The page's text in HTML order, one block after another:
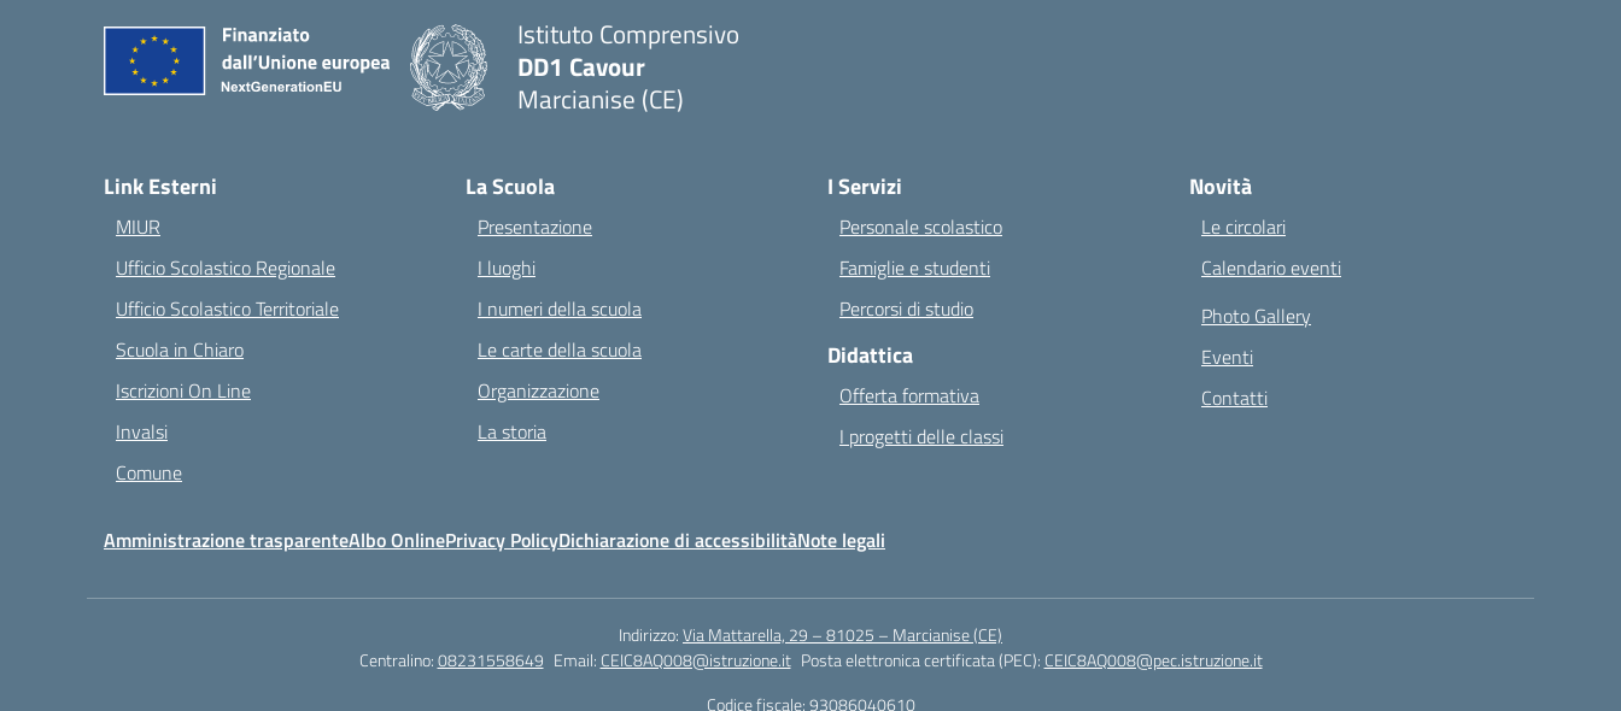
Istituto Comprensivo
DD1 Cavour
Marcianise (CE)
Link Esterni
MIUR
Ufficio Scolastico Regionale
Ufficio Scolastico Territoriale
Scuola in Chiaro
Iscrizioni On Line
Invalsi
Comune
La Scuola
Presentazione
I luoghi
I numeri della scuola
Le carte della scuola
Organizzazione
La storia
I Servizi
Personale scolastico
Famiglie e studenti
Percorsi di studio
Didattica
Offerta formativa
I progetti delle classi
Novità
Le circolari
Calendario eventi
Photo Gallery
Eventi
Contatti
Amministrazione trasparenteAlbo OnlinePrivacy PolicyDichiarazione di accessibilitàNote legali
Indirizzo:Via Mattarella, 29 – 81025 – Marcianise (CE)
Centralino:08231558649 Email: CEIC8AQ008@istruzione.it Posta elettronica certificata (PEC): CEIC8AQ008@pec.istruzione.it
Codice fiscale: 93086040610